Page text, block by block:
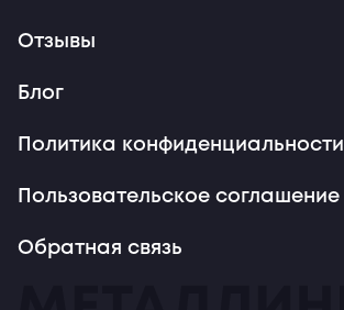
Отзывы
Блог
Политика конфиденциальности
Пользовательское соглашение
Обратная связь